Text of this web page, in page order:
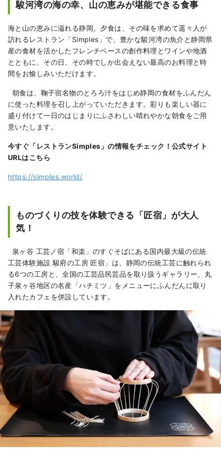
駿河湾の海の幸、山の恵みが堪能できる食事
海と山の恵みに溢れる静岡。夕食は、その味を求めて遥々人が
訪れるレストラン「Simples」で、豊かな駿河湾の魚介と静岡県
産の食材を活かしたフレンチベースの創作料理とワインや地酒
とともに、その日、その時でしか出会えない最高のお料理と時
間をお愉しみいただけます。
朝食は、鞠子宿名物のとろろ汁をはじめ静岡の食材をふんだん
に使った料理を召し上がっていただきます。彩りも楽しい器に
盛り付けて一日のはじまりにふさわしい晴れやかな朝食をご用
意いたします。
今すぐ「レストランSimples」の情報をチェック！ 公式サイト
URLはこちら
https://simples.world/
ものづくりの技を体験できる「匠宿」が大人
気！
泉ヶ谷 工芸ノ宿「和楽」のすぐそばにある国内最大級の伝統
工芸体験施設 駿府の工房 匠宿」は、静岡の伝統工芸に触れられ
る6つの工房と、全国の工芸品民芸品を取り扱うギャラリー、丸
子泉ヶ谷地区の名産「ハチミツ」をメニューにふんだんに取り
入れたカフェを併設しています。